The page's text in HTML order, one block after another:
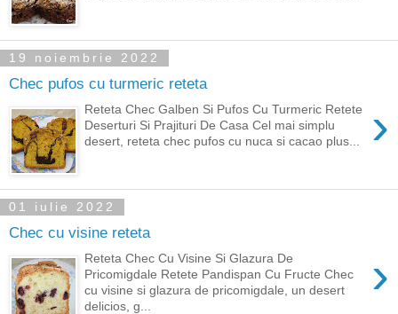
19 noiembrie 2022
Chec pufos cu turmeric reteta
›
Reteta Chec Galben Si Pufos Cu Turmeric Retete
Deserturi Si Prajituri De Casa Cel mai simplu
desert, reteta chec pufos cu nuca si cacao plus...
01 iulie 2022
Chec cu visine reteta
›
Reteta Chec Cu Visine Si Glazura De
Pricomigdale Retete Pandispan Cu Fructe Chec
cu visine si glazura de pricomigdale, un desert
delicios, g...